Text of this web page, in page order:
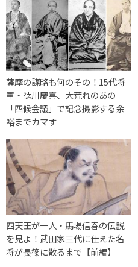
薩摩の謀略も何のその！15代将
軍・徳川慶喜、大荒れのあの
「四候会議」で記念撮影する余
裕までカマす
四天王が一人・馬場信春の伝説
を見よ！武田家三代に仕えた名
将が長篠に散るまで【前編】